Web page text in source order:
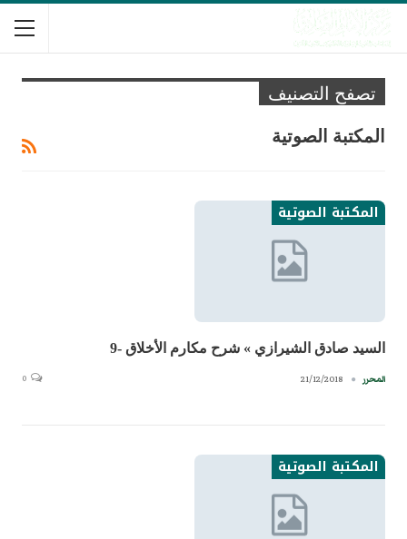
تصفح التصنيف
المكتبة الصوتية
المكتبة الصوتية
السيد صادق الشيرازي » شرح مكارم الأخلاق -9
المحرر 21/12/2018
المكتبة الصوتية